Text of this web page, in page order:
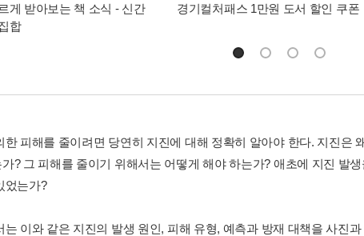
게 받아보는 책 소식 - 신간
합
경기컬처패스 1만원 도서 할인 쿠폰
한 피해를 줄이려면 당연히 지진에 대해 정확히 알아야 한다. 지진은
? 그 피해를 줄이기 위해서는 어떻게 해야 하는가? 애초에 지진 발
었는가?
는 이와 같은 지진의 발생 원인, 피해 유형, 예측과 방재 대책을 사진